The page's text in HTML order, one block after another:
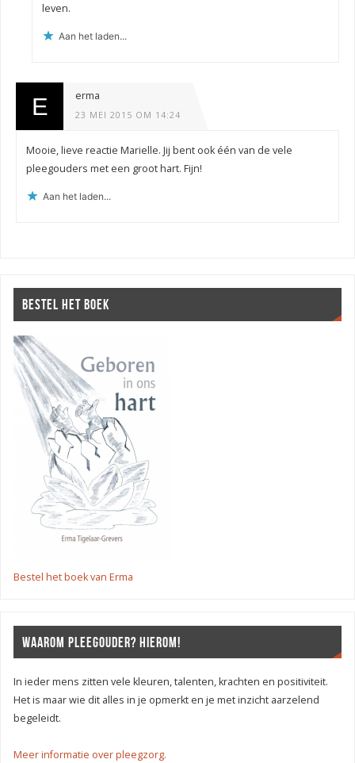
leven.
Aan het laden...
erma
23 MEI 2015 OM 14:24
Mooie, lieve reactie Marielle. Jij bent ook één van de vele
pleegouders met een groot hart. Fijn!
Aan het laden...
BESTEL HET BOEK
Bestel het boek van Erma
WAAROM PLEEGOUDER? HIEROM!
In ieder mens zitten vele kleuren, talenten, krachten en positiviteit.
Het is maar wie dit alles in je opmerkt en je met inzicht aarzelend
begeleidt.
Meer informatie over pleegzorg.